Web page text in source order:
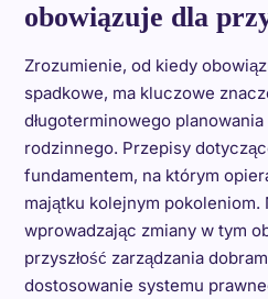
obowiązuje dla
Zrozumienie, od kiedy
spadkowe, ma kluczowe
długoterminowego
rodzinnego. Przepisy
fundamentem, na którym
majątku kolejnym pokoleniom.
wprowadzając zmiany w tym
przyszłość zarządzania
dostosowanie systemu